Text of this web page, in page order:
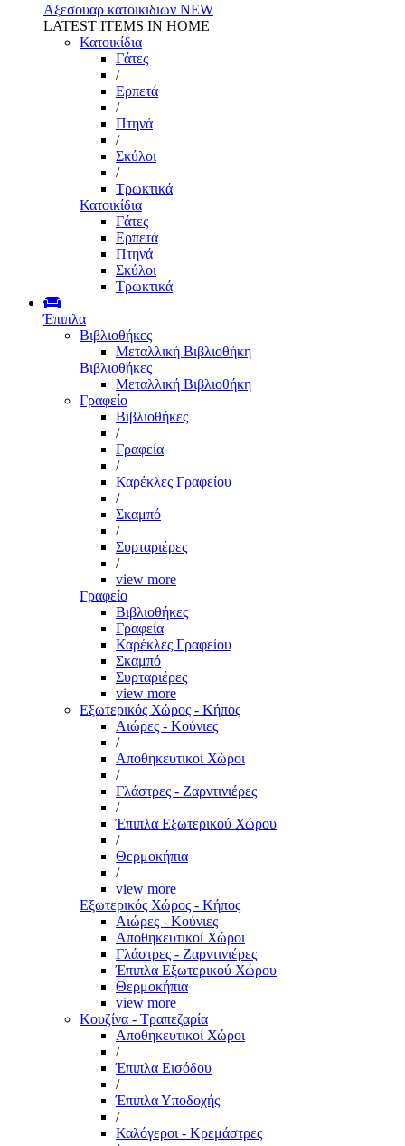
Αξεσουαρ κατοικιδιων NEW
LATEST ITEMS IN HOME
Κατοικίδια
Γάτες
/
Ερπετά
/
Πτηνά
/
Σκύλοι
/
Τρωκτικά
Κατοικίδια
Γάτες
Ερπετά
Πτηνά
Σκύλοι
Τρωκτικά
Έπιπλα
Βιβλιοθήκες
Μεταλλική Βιβλιοθήκη
Βιβλιοθήκες
Μεταλλική Βιβλιοθήκη
Γραφείο
Βιβλιοθήκες
/
Γραφεία
/
Καρέκλες Γραφείου
/
Σκαμπό
/
Συρταριέρες
/
view more
Γραφείο
Βιβλιοθήκες
Γραφεία
Καρέκλες Γραφείου
Σκαμπό
Συρταριέρες
view more
Εξωτερικός Χώρος - Κήπος
Αιώρες - Κούνιες
/
Αποθηκευτικοί Χώροι
/
Γλάστρες - Ζαρντινιέρες
/
Έπιπλα Εξωτερικού Χώρου
/
Θερμοκήπια
/
view more
Εξωτερικός Χώρος - Κήπος
Αιώρες - Κούνιες
Αποθηκευτικοί Χώροι
Γλάστρες - Ζαρντινιέρες
Έπιπλα Εξωτερικού Χώρου
Θερμοκήπια
view more
Κουζίνα - Τραπεζαρία
Αποθηκευτικοί Χώροι
/
Έπιπλα Εισόδου
/
Έπιπλα Υποδοχής
/
Καλόγεροι - Κρεμάστρες